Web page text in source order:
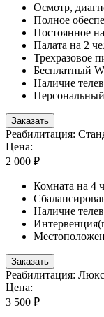
Осмотр,
Полное
Постоянное
Палата на 2
Трехразовое
Бесплатный
Наличие
Заказать
Реабилитация:
Цена:
2 000 ₽
Комната на 4
Наличие
Заказать
Реабилитация: Люкс
Цена:
3 500 ₽